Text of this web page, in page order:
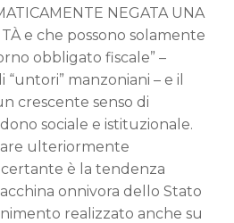
NEGATA UNA
e che possono solamente
obbligato fiscale” –
manzoniani – e il
crescente senso di
sociale e istituzionale.
ulteriormente
è la tendenza
onnivora dello Stato
realizzato anche su